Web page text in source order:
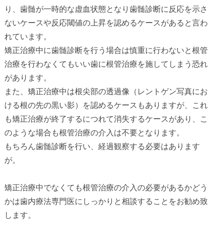
り、歯髄が一時的な虚血状態となり歯髄診断に反応を示さ
ないケースや反応閾値の上昇を認めるケースがあると言わ
れています。
矯正治療中に歯髄診断を行う場合は慎重に行わないと根管
治療を行わなくてもいい歯に根管治療を施してしまう恐れ
があります。
また、矯正治療中は根尖部の透過像（レントゲン写真にお
ける根の先の黒い影）を認めるケースもありますが、これ
も矯正治療が終了するにつれて消失するケースがあり、こ
のような場合も根管治療の介入は不要となります。
もちろん歯髄診断を行い、経過観察する必要はあります
が。
矯正治療中でなくても根管治療の介入の必要があるかどう
かは歯内療法専門医にしっかりと相談することをお勧め致
します。